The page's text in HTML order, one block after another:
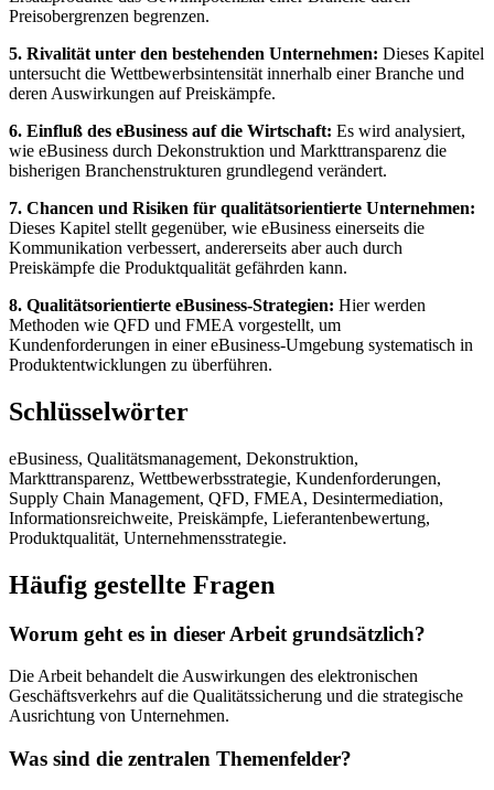
Preisobergrenzen begrenzen.
5. Rivalität unter den bestehenden Unternehmen: Dieses Kapitel
untersucht die Wettbewerbsintensität innerhalb einer Branche und
deren Auswirkungen auf Preiskämpfe.
6. Einfluß des eBusiness auf die Wirtschaft: Es wird analysiert,
wie eBusiness durch Dekonstruktion und Markttransparenz die
bisherigen Branchenstrukturen grundlegend verändert.
7. Chancen und Risiken für qualitätsorientierte Unternehmen:
Dieses Kapitel stellt gegenüber, wie eBusiness einerseits die
Kommunikation verbessert, andererseits aber auch durch
Preiskämpfe die Produktqualität gefährden kann.
8. Qualitätsorientierte eBusiness-Strategien: Hier werden
Methoden wie QFD und FMEA vorgestellt, um
Kundenforderungen in einer eBusiness-Umgebung systematisch in
Produktentwicklungen zu überführen.
Schlüsselwörter
eBusiness, Qualitätsmanagement, Dekonstruktion,
Markttransparenz, Wettbewerbsstrategie, Kundenforderungen,
Supply Chain Management, QFD, FMEA, Desintermediation,
Informationsreichweite, Preiskämpfe, Lieferantenbewertung,
Produktqualität, Unternehmensstrategie.
Häufig gestellte Fragen
Worum geht es in dieser Arbeit grundsätzlich?
Die Arbeit behandelt die Auswirkungen des elektronischen
Geschäftsverkehrs auf die Qualitätssicherung und die strategische
Ausrichtung von Unternehmen.
Was sind die zentralen Themenfelder?